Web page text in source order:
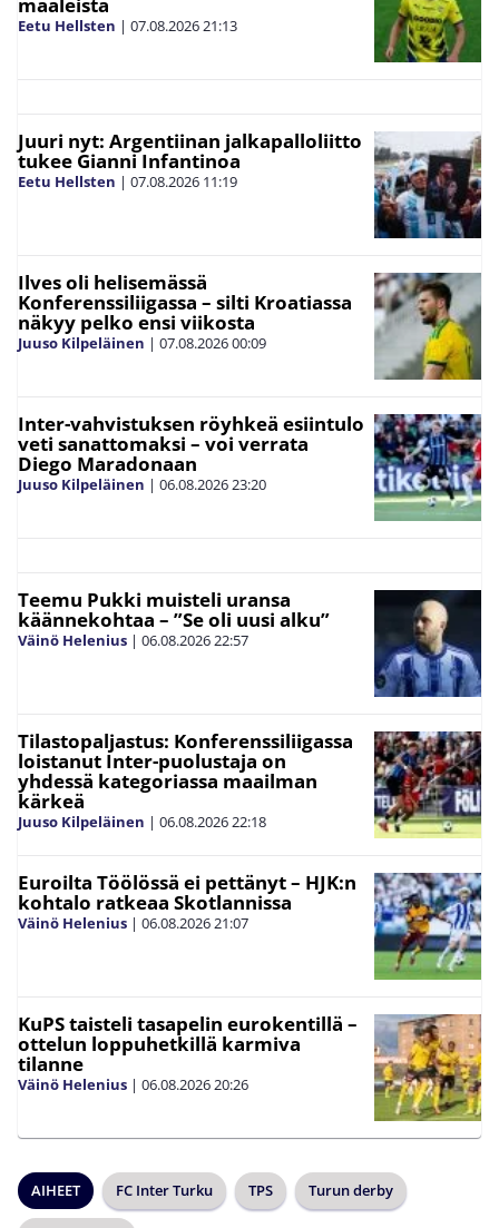
maaleista
Eetu Hellsten | 07.08.202621:13
Juuri nyt: Argentiinan jalkapalloliitto
tukee Gianni Infantinoa
Eetu Hellsten | 07.08.2026 11:19
Ilves oli helisemässä
Konferenssiliigassa – silti Kroatiassa
näkyy pelko ensi viikosta
Juuso Kilpeläinen | 07.08.202600:09
Inter-vahvistuksen röyhkeä esiintulo
veti sanattomaksi – voi verrata
Diego Maradonaan
Juuso Kilpeläinen | 06.08.202623:20
Teemu Pukki muisteli uransa
käännekohtaa – ”Se oli uusi alku”
Väinö Helenius | 06.08.202622:57
Tilastopaljastus: Konferenssiliigassa
loistanut Inter-puolustaja on
yhdessä kategoriassa maailman
kärkeä
Juuso Kilpeläinen | 06.08.202622:18
Euroilta Töölössä ei pettänyt – HJK:n
kohtalo ratkeaa Skotlannissa
Väinö Helenius | 06.08.202621:07
KuPS taisteli tasapelin eurokentillä –
ottelun loppuhetkillä karmiva
tilanne
Väinö Helenius | 06.08.202620:26
AIHEET FC Inter Turku TPS Turun derby